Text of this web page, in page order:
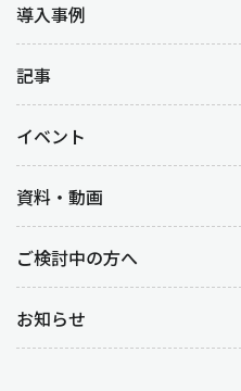
導入事例
記事
イベント
資料・動画
ご検討中の方へ
お知らせ